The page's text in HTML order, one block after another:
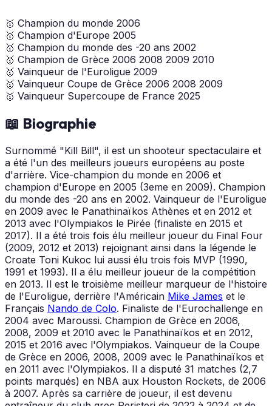
🥇 Champion du monde 2006
🥇 Champion d'Europe 2005
🥇 Champion du monde des -20 ans 2002
🥇 Champion de Grèce 2006 2008 2009 2010
🥇 Vainqueur de l'Euroligue 2009
🥇 Vainqueur Coupe de Grèce 2006 2008 2009
🥇 Vainqueur Supercoupe de France 2025
📖 Biographie
Surnommé "Kill Bill", il est un shooteur spectaculaire et
a été l'un des meilleurs joueurs européens au poste
d'arrière. Vice-champion du monde en 2006 et
champion d'Europe en 2005 (3eme en 2009). Champion
du monde des -20 ans en 2002. Vainqueur de l'Euroligue
en 2009 avec le Panathinaïkos Athènes et en 2012 et
2013 avec l'Olympiakos le Pirée (finaliste en 2015 et
2017). Il a été trois fois élu meilleur joueur du Final Four
(2009, 2012 et 2013) rejoignant ainsi dans la légende le
Croate Toni Kukoc lui aussi élu trois fois MVP (1990,
1991 et 1993). Il a élu meilleur joueur de la compétition
en 2013. Il est le troisième meilleur marqueur de l'histoire
de l'Euroligue, derrière l'Américain Mike James et le
Français Nando de Colo. Finaliste de l'Eurochallenge en
2004 avec Maroussi. Champion de Grèce en 2006,
2008, 2009 et 2010 avec le Panathinaïkos et en 2012,
2015 et 2016 avec l'Olympiakos. Vainqueur de la Coupe
de Grèce en 2006, 2008, 2009 avec le Panathinaïkos et
en 2011 avec l'Olympiakos. Il a disputé 31 matches (2,7
points marqués) en NBA aux Houston Rockets, de 2006
à 2007. Après sa carrière de joueur, il est devenu